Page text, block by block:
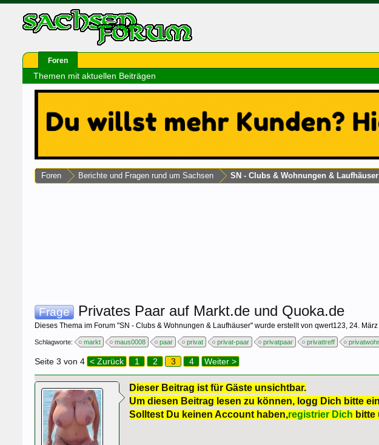
Foren Berichte und Fragen rund um Sachsen SN - Clubs & Wohnungen & Laufhäuser
Frage Privates Paar auf Markt.de und Quoka.de
Dieses Thema im Forum "SN - Clubs & Wohnungen & Laufhäuser" wurde erstellt von qwert123, 24.
Schlagworte: markt maus0008 paar privat privat-paar privatpaar privattreff
Seite 3 von 4 < Zurück 1 2 3 4 Weiter >
Dieser Beitrag ist für Gäste unsichtbar.
Um diesen Beitrag lesen zu können, logg Dich bitte
Solltest Du keinen Account haben,registrier Dich bitte
Foren
Themen mit aktuellen Beiträgen